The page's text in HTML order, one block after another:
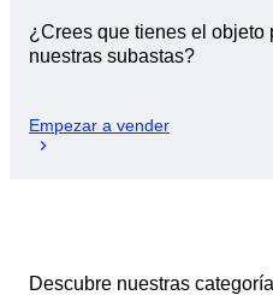
¿Crees que tienes el objeto
nuestras subastas?
Empezar a vender
Descubre nuestras